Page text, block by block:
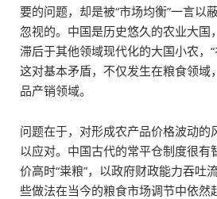
要的问题，却是被“市场均衡”一言以
忽视的。中国是历史悠久的农业大国
滞后于其他领域现代化的大国小农，“
这对基本矛盾，不仅发生在粮食领域
品产销领域。
问题在于，对形成农产品价格波动的
以应对。中国古代的常平仓制度很有
价高时“粜粮”，以政府财政能力吞吐
些做法在当今的粮食市场调节中依然